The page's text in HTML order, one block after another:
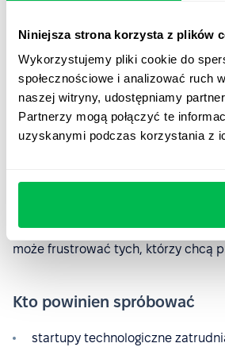
Niniejsza strona korzysta z plików
Wykorzystujemy pliki cookie do
społecznościowe i analizować ruch
naszej witryny, udostępniamy
Partnerzy mogą połączyć te
uzyskanymi podczas korzystania z
Kto powinien pominąć Ashby
zespoły nietechniczne
firmy z prostymi potrzebami
zatrudniliśmy kogoś?”
Ashby nagradzazaawansowanych
może frustrować tych, którzy chcą
Kto powinien spróbować
startupy technologiczne